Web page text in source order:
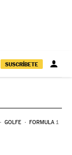
SUSCRÍBETE
GOLFE FORMULA 1